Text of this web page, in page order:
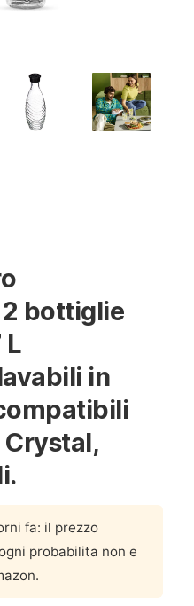
bottiglie
L
in
Crystal,
fa: il prezzo
probabilita non e